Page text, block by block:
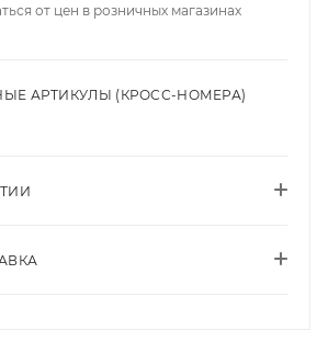
от цен в розничных магазинах
АРТИКУЛЫ (КРОСС-НОМЕРА)